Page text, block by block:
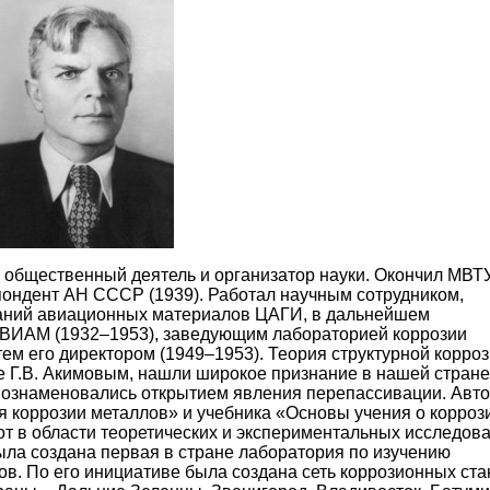
деятель и организатор науки. Окончил
АН СССР (1939). Работал научным сотрудником,
авиационных материалов ЦАГИ, в дальнейшем
(1932–1953), заведующим лабораторией коррозии
его директором (1949–1953). Теория структурной
Г.В. Акимовым, нашли широкое признание в нашей
открытием явления перепассивации.
металлов» и учебника «Основы учения о
области теоретических и экспериментальных
создана первая в стране лаборатория по изучению
По его инициативе была создана сеть коррозионных